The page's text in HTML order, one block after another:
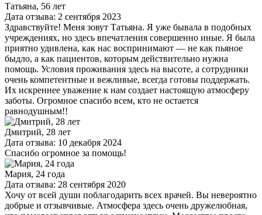
Татьяна, 56 лет
Дата отзыва: 2 сентября 2023
Здравствуйте! Меня зовут Татьяна. Я уже бывала в подобных
учреждениях, но здесь впечатления совершенно иные. Я была
приятно удивлена, как нас воспринимают — не как пьяное
быдло, а как пациентов, которым действительно нужна
помощь. Условия проживания здесь на высоте, а сотрудники
очень компетентные и вежливые, всегда готовы поддержать.
Их искреннее уважение к нам создает настоящую атмосферу
заботы. Огромное спасибо всем, кто не остается
равнодушным!!
Дмитрий, 28 лет
Дата отзыва: 10 декабря 2024
Спасибо огромное за помощь!
Мария, 24 года
Дата отзыва: 28 сентября 2020
Хочу от всей души поблагодарить всех врачей. Вы невероятно
добрые и отзывчивые. Атмосфера здесь очень дружелюбная,